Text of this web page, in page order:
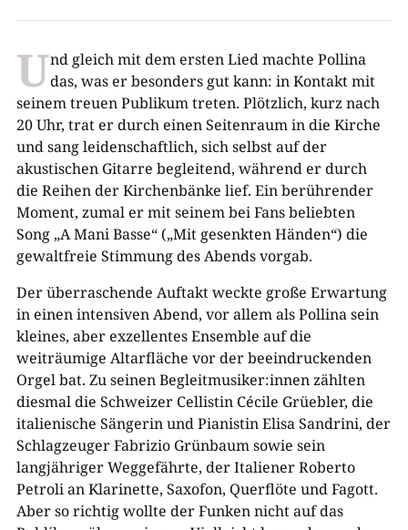
Und gleich mit dem ersten Lied machte Pollina
das, was er besonders gut kann: in Kontakt mit
seinem treuen Publikum treten. Plötzlich, kurz nach
20 Uhr, trat er durch einen Seitenraum in die Kirche
und sang leidenschaftlich, sich selbst auf der
akustischen Gitarre begleitend, während er durch
die Reihen der Kirchenbänke lief. Ein berührender
Moment, zumal er mit seinem bei Fans beliebten
Song „A Mani Basse“ („Mit gesenkten Händen“) die
gewaltfreie Stimmung des Abends vorgab.
Der überraschende Auftakt weckte große Erwartung
in einen intensiven Abend, vor allem als Pollina sein
kleines, aber exzellentes Ensemble auf die
weiträumige Altarfläche vor der beeindruckenden
Orgel bat. Zu seinen Begleitmusiker:innen zählten
diesmal die Schweizer Cellistin Cécile Grüebler, die
italienische Sängerin und Pianistin Elisa Sandrini, der
Schlagzeuger Fabrizio Grünbaum sowie sein
langjähriger Weggefährte, der Italiener Roberto
Petroli an Klarinette, Saxofon, Querflöte und Fagott.
Aber so richtig wollte der Funken nicht auf das